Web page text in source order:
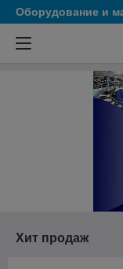
Оборудование и
Хит продаж